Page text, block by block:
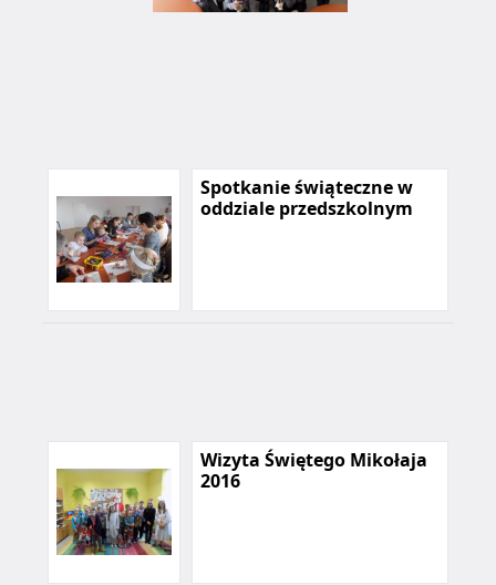
Spotkanie świąteczne w
oddziale przedszkolnym
Wizyta Świętego Mikołaja
2016